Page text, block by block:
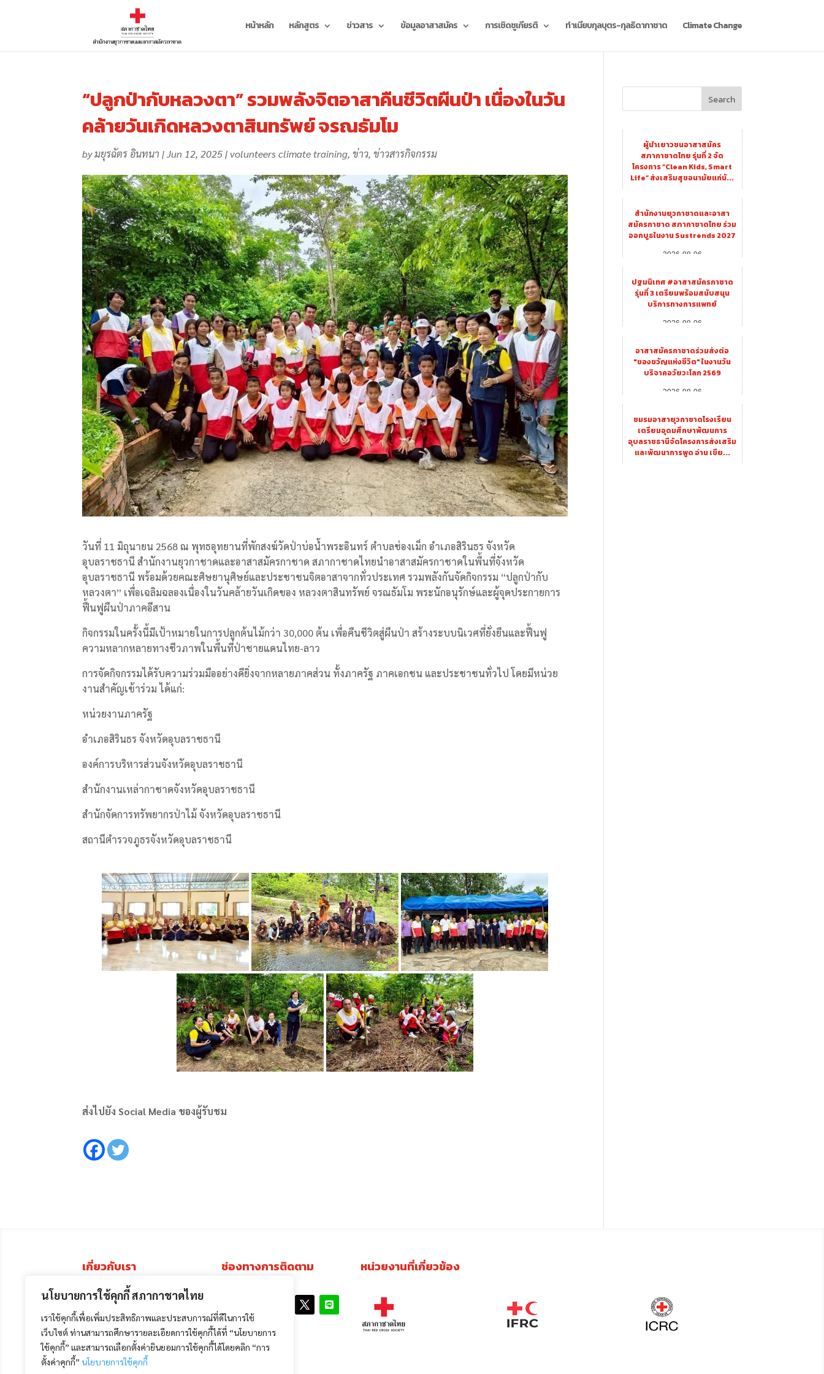
นโยบายการใช้คุกกี้ สภากาชาดไทย
เราใช้คุกกี้เพื่อเพิ่มประสิทธิภาพและประสบการณ์ที่ดีในการใช้
เว็บไซต์ ท่านสามารถศึกษารายละเอียดการใช้คุกกี้ได้ที่ “นโยบายการ
ใช้คุกกี้” และสามารถเลือกตั้งค่ายินยอมการใช้คุกกี้ได้โดยคลิก “การ
ตั้งค่าคุกกี้” นโยบายการใช้คุกกี้
หน้าหลัก หลักสูตร ข่าวสาร ข้อมูลอาสาสมัคร การเชิดชูเกียรติ ทำเนียบกุลบุตร-กุลธิดากาชาด Climate Change
“ปลูกป่ากับหลวงตา” รวมพลังจิตอาสาคืนชีวิตผืนป่า เนื่องในวัน
คล้ายวันเกิดหลวงตาสินทรัพย์ จรณธัมโม
byมยุรฉัตร อินทนา |Jun 12, 2025| volunteers climate training,ข่าว,ข่าวสารกิจกรรม
วันที่ 11 มิถุนายน 2568 ณ พุทธอุทยานที่พักสงฆ์วัดป่าบ่อน้ำพระอินทร์ ตำบลช่องเม็ก อำเภอสิรินธร จังหวัด
อุบลราชธานี สำนักงานยุวกาชาดและอาสาสมัครกาชาด สภากาชาดไทยนำอาสาสมัครกาชาดในพื้นที่จังหวัด
อุบลราชธานี พร้อมด้วยคณะศิษยานุศิษย์และประชาชนจิตอาสาจากทั่วประเทศ รวมพลังกันจัดกิจกรรม “ปลูกป่ากับ
หลวงตา” เพื่อเฉลิมฉลองเนื่องในวันคล้ายวันเกิดของ หลวงตาสินทรัพย์ จรณธัมโม พระนักอนุรักษ์และผู้จุดประกายการ
ฟื้นฟูผืนป่าภาคอีสาน
กิจกรรมในครั้งนี้มีเป้าหมายในการปลูกต้นไม้กว่า 30,000 ต้น เพื่อคืนชีวิตสู่ผืนป่า สร้างระบบนิเวศที่ยั่งยืนและฟื้นฟู
ความหลากหลายทางชีวภาพในพื้นที่ป่าชายแดนไทย-ลาว
การจัดกิจกรรมได้รับความร่วมมืออย่างดียิ่งจากหลายภาคส่วน ทั้งภาครัฐ ภาคเอกชน และประชาชนทั่วไป โดยมีหน่วย
งานสำคัญเข้าร่วม ได้แก่:
หน่วยงานภาครัฐ
อำเภอสิรินธร จังหวัดอุบลราชธานี
องค์การบริหารส่วนจังหวัดอุบลราชธานี
สำนักงานเหล่ากาชาดจังหวัดอุบลราชธานี
สำนักจัดการทรัพยากรป่าไม้ จังหวัดอุบลราชธานี
สถานีตำรวจภูธรจังหวัดอุบลราชธานี
ส่งไปยัง Social Media ของผู้รับชม
Search
ผู้นำเยาวชนอาสาสมัคร
สภากาชาดไทย รุ่นที่ 2 จัด
โครงการ “Clean Kids, Smart
Life” ส่งเสริมสุขอนามัยแก่นั...
สำนักงานยุวกาชาดและอาสา
สมัครกาชาด สภากาชาดไทย ร่วม
ออกบูธในงาน Sustrends 2027
2026-08-06
ปฐมนิเทศ #อาสาสมัครกาชาด
รุ่นที่ 3 เตรียมพร้อมสนับสนุน
บริการทางการแพทย์
2026-08-06
อาสาสมัครกาชาดร่วมส่งต่อ
"ของขวัญแห่งชีวิต" ในงานวัน
บริจาคอวัยวะโลก 2569
2026-08-06
ชมรมอาสายุวกาชาดโรงเรียน
เตรียมอุดมศึกษาพัฒนการ
อุบลราชธานีจัดโครงการส่งเสริม
และพัฒนาการพูด อ่าน เขีย...
เกี่ยวกับเรา ช่องทางการติดตาม หน่วยงานที่เกี่ยวข้อง
ประวัติ
โครงสร้างการบริหาร
งาน
เป้าหมายและภารกิจ